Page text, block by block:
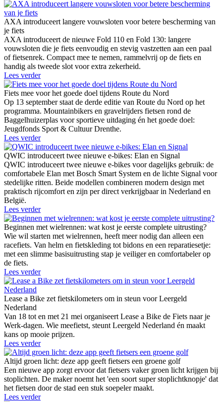
AXA introduceert langere vouwsloten voor betere bescherming van
je fiets
AXA introduceert de nieuwe Fold 110 en Fold 130: langere
vouwsloten die je fiets eenvoudig en stevig vastzetten aan een paal
of fietsenrek. Compact mee te nemen, rammelvrij op de fiets en
handig als tweede slot voor extra zekerheid.
Lees verder
Fiets mee voor het goede doel tijdens Route du Nord
Op 13 september staat de derde editie van Route du Nord op het
programma. Mountainbikers en gravelrijders fietsen rond de
Baggelhuizerplas voor sportieve uitdaging én het goede doel:
Jeugdfonds Sport & Cultuur Drenthe.
Lees verder
QWIC introduceert twee nieuwe e-bikes: Elan en Signal
QWIC introduceert twee nieuwe e-bikes voor dagelijks gebruik: de
comfortabele Elan met Bosch Smart System en de lichte Signal voor
stedelijke ritten. Beide modellen combineren modern design met
praktisch rijcomfort en zijn per direct verkrijgbaar in Nederland en
België.
Lees verder
Beginnen met wielrennen: wat kost je eerste complete uitrusting?
Wie wil starten met wielrennen, heeft meer nodig dan alleen een
racefiets. Van helm en fietskleding tot bidons en een reparatiesetje:
met een slimme basisuitrusting stap je veiliger en comfortabeler op
de fiets.
Lees verder
Lease a Bike zet fietskilometers om in steun voor Leergeld
Nederland
Van 18 tot en met 21 mei organiseert Lease a Bike de Fiets naar je
Werk-dagen. Wie meefietst, steunt Leergeld Nederland én maakt
kans op mooie prijzen.
Lees verder
Altijd groen licht: deze app geeft fietsers een groene golf
Een nieuwe app zorgt ervoor dat fietsers vaker groen licht krijgen bij
stoplichten. De maker noemt het 'een soort super stoplichtknopje' dat
het fietsen door de stad een stuk soepeler maakt.
Lees verder